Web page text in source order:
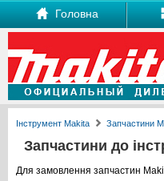
Головна
Інструмент Makita Запчастини
Запчастини до
Для замовлення запчастин